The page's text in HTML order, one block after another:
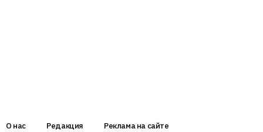
О нас Редакция Реклама на сайте